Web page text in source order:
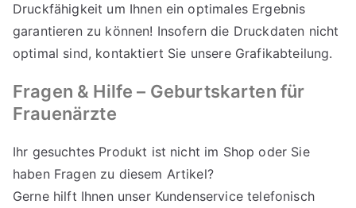
Druckfähigkeit um Ihnen ein optimales Ergebnis
garantieren zu können! Insofern die Druckdaten nicht
optimal sind, kontaktiert Sie unsere Grafikabteilung.
Fragen & Hilfe – Geburtskarten für
Frauenärzte
Ihr gesuchtes Produkt ist nicht im Shop oder Sie
haben Fragen zu diesem Artikel?
Gerne hilft Ihnen unser Kundenservice telefonisch